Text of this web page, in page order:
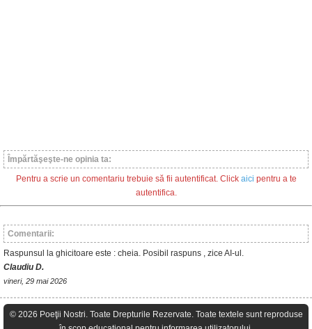
Împărtăşeşte-ne opinia ta:
Pentru a scrie un comentariu trebuie să fii autentificat. Click aici pentru a te
autentifica.
Comentarii:
Raspunsul la ghicitoare este : cheia. Posibil raspuns , zice AI-ul.
Claudiu D.
vineri, 29 mai 2026
© 2026 Poeţii Nostri. Toate Drepturile Rezervate. Toate textele sunt reproduse